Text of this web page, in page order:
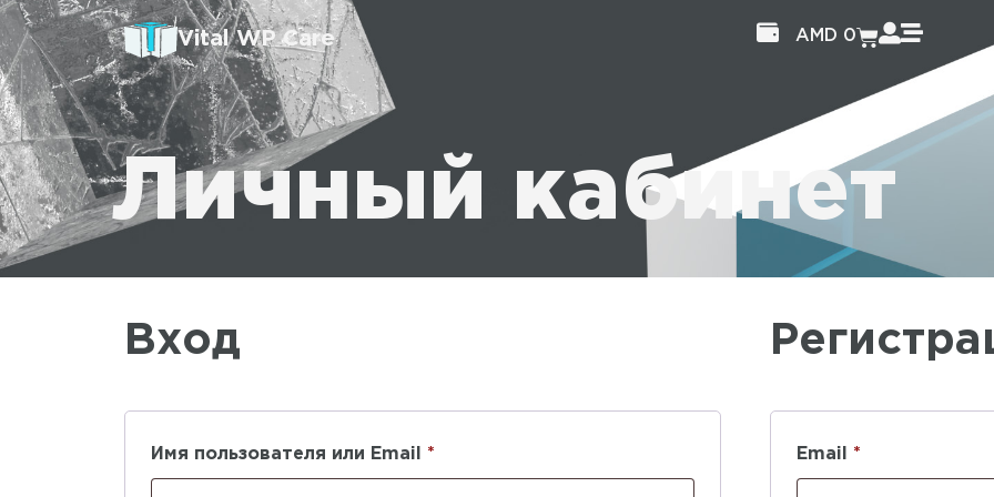
Vital WP Care AMD 0
Личный кабинет
Вход
Имя пользователя или Email * Email *